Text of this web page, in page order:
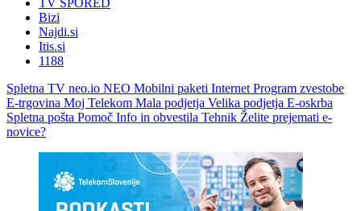
TV SPORED
Bizi
Najdi.si
Itis.si
1188
Spletna TV neo.io NEO Mobilni paketi Internet Program zvestobe
E-trgovina Moj Telekom Mala podjetja Velika podjetja E-oskrba
Spletna pošta Pomoč Info in obvestila Tehnik Želite prejemati e-
novice?